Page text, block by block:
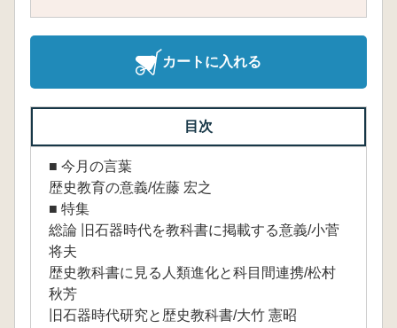
カートに入れる
目次
■ 今月の言葉
歴史教育の意義/佐藤 宏之
■ 特集
総論 旧石器時代を教科書に掲載する意義/小菅
将夫
歴史教科書に見る人類進化と科目間連携/松村
秋芳
旧石器時代研究と歴史教科書/大竹 憲昭